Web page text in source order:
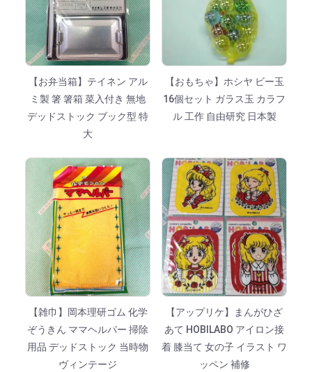
【お弁当箱】テイネン アル
ミ製 箸 箸箱 菜入付き 無地
デッドストック ブック型 特
大
【おもちゃ】ホシヤ ビー玉
16個セット ガラス玉 カラフ
ル 工作 自由研究 日本製
【雑巾】岡本理研ゴム 化学
ぞうきん ママヘルパー 掃除
用品 デッドストック 当時物
ヴィンテージ
【アップリケ】まんがひざ
あて HOBILABO アイロン接
着 膝当て 女の子 イラスト ワ
ッペン 補修